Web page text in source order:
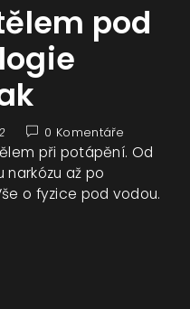
pod
0 Komentáře
při potápění. Od
až po
o fyzice pod vodou.